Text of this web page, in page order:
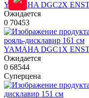
YAMAHA DGC2X ENST
Ожидается
0 70453
YAMAHA DGC1X ENST
Ожидается
0 68544
Суперцена